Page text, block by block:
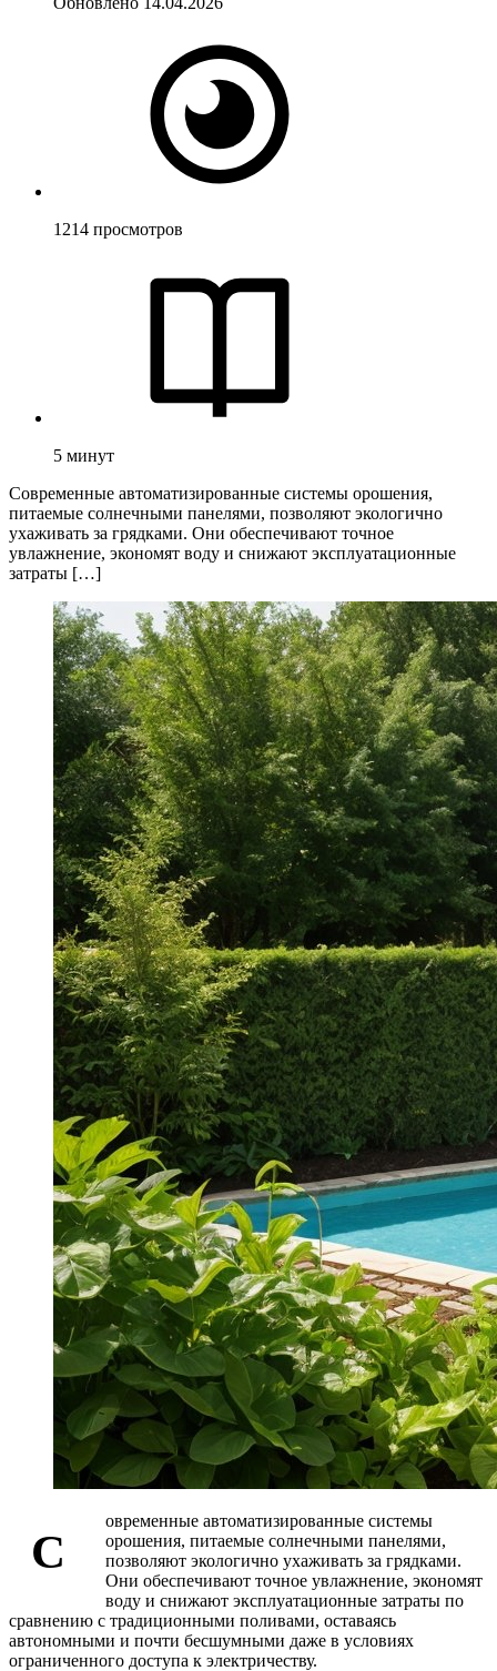
1214 просмотров
5 минут
Современные автоматизированные системы орошения,
питаемые солнечными панелями, позволяют экологично
ухаживать за грядками. Они обеспечивают точное
увлажнение, экономят воду и снижают эксплуатационные
затраты […]
С
овременные автоматизированные системы
орошения, питаемые солнечными панелями,
позволяют экологично ухаживать за грядками.
Они обеспечивают точное увлажнение, экономят
воду и снижают эксплуатационные затраты по
сравнению с традиционными поливами, оставаясь
автономными и почти бесшумными даже в условиях
ограниченного доступа к электричеству.